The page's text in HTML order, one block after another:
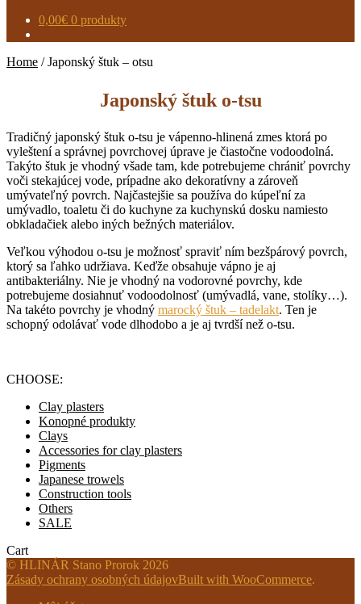
0,00€ 0 produkty
Home /Japonský štuk – otsu
Japonský štuk o-tsu
Tradičný japonský štuk o-tsu je vápenno-hlinená zmes ktorá po
vyleštení a správnej povrchovej úprave je čiastočne vodoodolná.
Takýto štuk je vhodný všade tam, kde potrebujeme chrániť povrchy
voči stekajúcej vode, prípadne ako dekoratívny a zároveň
umývateľný povrch. Najčastejšie sa používa do kúpeľní za
umývadlo, toaletu či do kuchyne za kuchynskú dosku namiesto
obkladačiek alebo iných bežných materiálov.
Veľkou výhodou o-tsu je možnosť spraviť ním bezšpárový povrch,
ktorý sa ľahko udržiava. Keďže obsahuje vápno je aj
antibakteriálny. Nie je vhodný na vodorovné povrchy, kde
potrebujeme dosiahnuť vodoodolnosť (umývadlá, vane, stolíky…).
Na takéto povrchy je vhodný marocký štuk – tadelakt. Ten je
schopný odolávať vode dlhodobo a je aj tvrdší než o-tsu.
CHOOSE:
Clay plasters
Konopné produkty
Clays
Accessories for clay plasters
Pigments
Japanese trowels
Construction tools
Others
SALE
Cart
© HLINÁR Stano Prorok 2026
Zásady ochrany osobných údajovBuilt with WooCommerce.